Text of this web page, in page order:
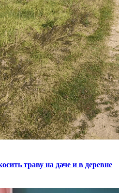
траву на даче и в деревне